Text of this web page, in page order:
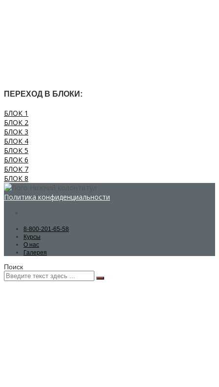
ПЕРЕХОД В БЛОКИ:
БЛОК 1
БЛОК 2
БЛОК 3
БЛОК 4
БЛОК 5
БЛОК 6
БЛОК 7
БЛОК 8
Политика конфиденциальности
8-800-201-65-58
Курсы
О нас
Галерея
Поиск